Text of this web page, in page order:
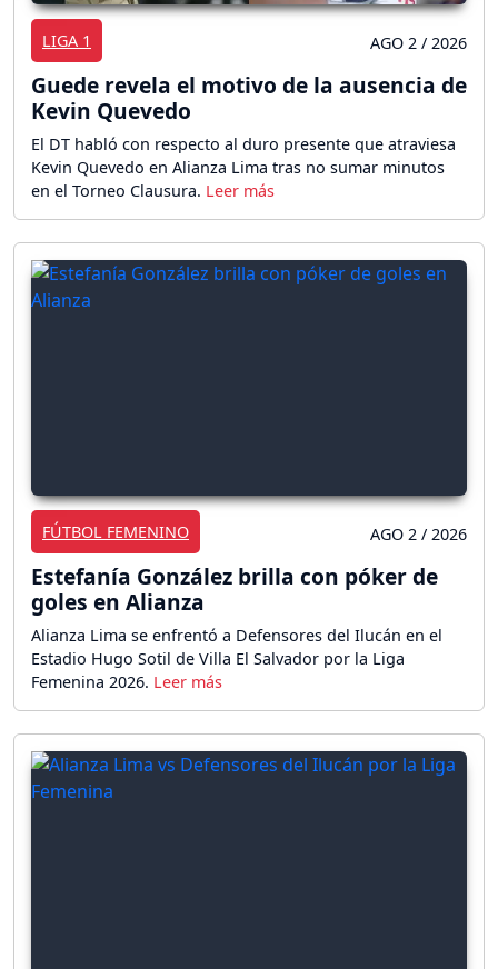
LIGA 1 AGO 2 / 2026
Guede revela el motivo de la ausencia de
Kevin Quevedo
El DT habló con respecto al duro presente que atraviesa
Kevin Quevedo en Alianza Lima tras no sumar minutos
en el Torneo Clausura.
FÚTBOL FEMENINO AGO 2 / 2026
Estefanía González brilla con póker de
goles en Alianza
Alianza Lima se enfrentó a Defensores del Ilucán en el
Estadio Hugo Sotil de Villa El Salvador por la Liga
Femenina 2026.